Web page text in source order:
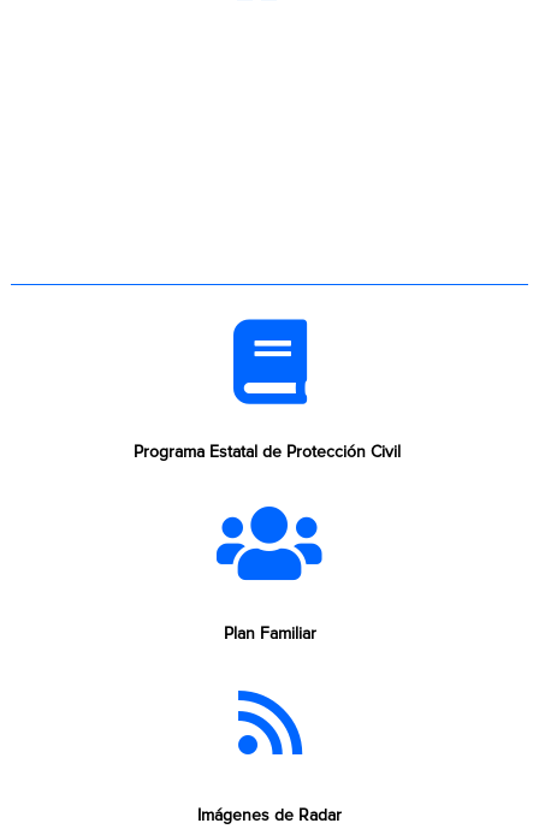
Programa Estatal de Protección Civil
Plan Familiar
Imágenes de Radar